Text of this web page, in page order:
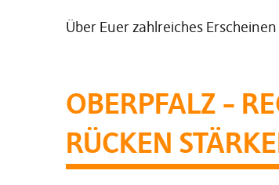
Über Euer zahlreiches
OBERPFALZ –
RÜCKEN